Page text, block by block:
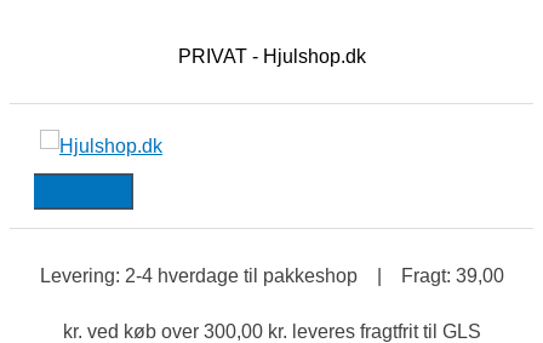
PRIVAT - Hjulshop.dk
Levering: 2-4 hverdage til pakkeshop | Fragt: 39,00
kr. ved køb over 300,00 kr. leveres fragtfrit til GLS
DP
B27